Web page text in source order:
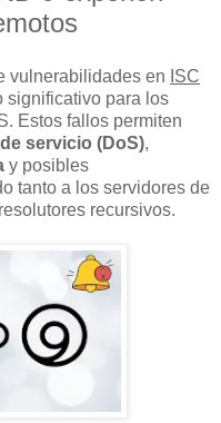
vulnerabilidades en ISC
significativo para los
Estos fallos permiten
servicio (DoS),
y posibles
tanto a los servidores de
recursivos.